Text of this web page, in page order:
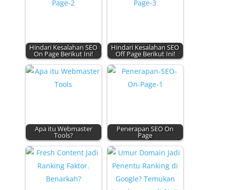
Hindari Kesalahan SEO
On Page Berikut Ini!
Hindari Kesalahan SEO
Off Page Berikut Ini!
Apa itu Webmaster
Tools?
Penerapan SEO On
Page